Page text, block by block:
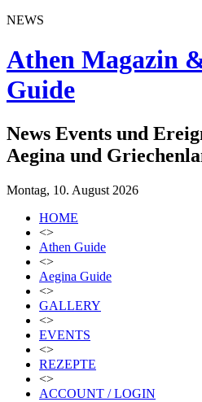
NEWS
Athen Magazin
Guide
News Events und
Aegina und
Montag, 10. August 2026
HOME
<>
Athen Guide
<>
Aegina Guide
<>
GALLERY
<>
EVENTS
<>
REZEPTE
<>
ACCOUNT / LOGIN